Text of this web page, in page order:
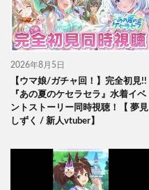
2026年8月5日
【ウマ娘/ガチャ回！】完全初見!!
『あの夏のケセラセラ』水着イベ
ントストーリー同時視聴！【 夢見
しずく / 新人vtuber】